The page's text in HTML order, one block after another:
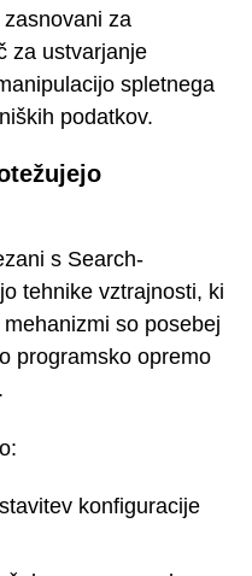
za
za ustvarjanje
spletnega
podatkov.
s Search-
tehnike vztrajnosti, ki
so posebej
programsko opremo
konfiguracije